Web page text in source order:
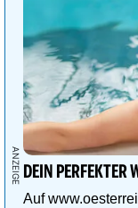
DEIN PERFEKTER
Auf